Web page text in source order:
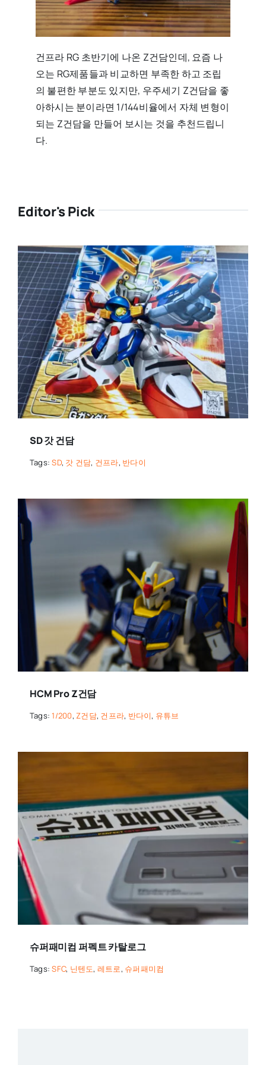
건프라 RG 초반기에 나온 Z건담인데, 요즘 나
오는 RG제품들과 비교하면 부족한 하고 조립
의 불편한 부분도 있지만, 우주세기 Z건담을 좋
아하시는 분이라면 1/144비율에서 자체 변형이
되는 Z건담을 만들어 보시는 것을 추천드립니
다.
Editor's Pick
SD 갓 건담
Tags:SD, 갓 건담, 건프라, 반다이
HCM Pro Z건담
Tags:1/200,Z건담, 건프라, 반다이, 유튜브
슈퍼패미컴 퍼펙트 카탈로그
Tags:SFC, 닌텐도, 레트로, 슈퍼패미컴